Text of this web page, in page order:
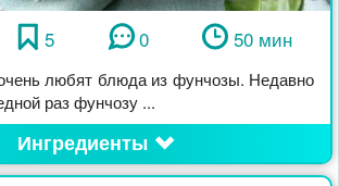
5 0 50 мин
любят блюда из фунчозы. Недавно
раз фунчозу ...
Ингредиенты